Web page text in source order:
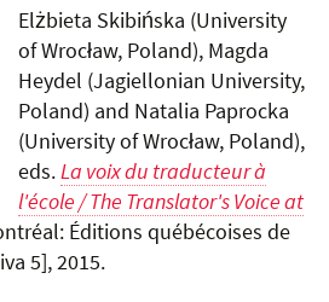
Elżbieta Skibińska (University
of Wrocław, Poland), Magda
Heydel (Jagiellonian University,
Poland) and Natalia Paprocka
(University of Wrocław, Poland),
eds.La voix du traducteur à
l'école / The Translator's Voice at
Éditions québécoises de
5], 2015.